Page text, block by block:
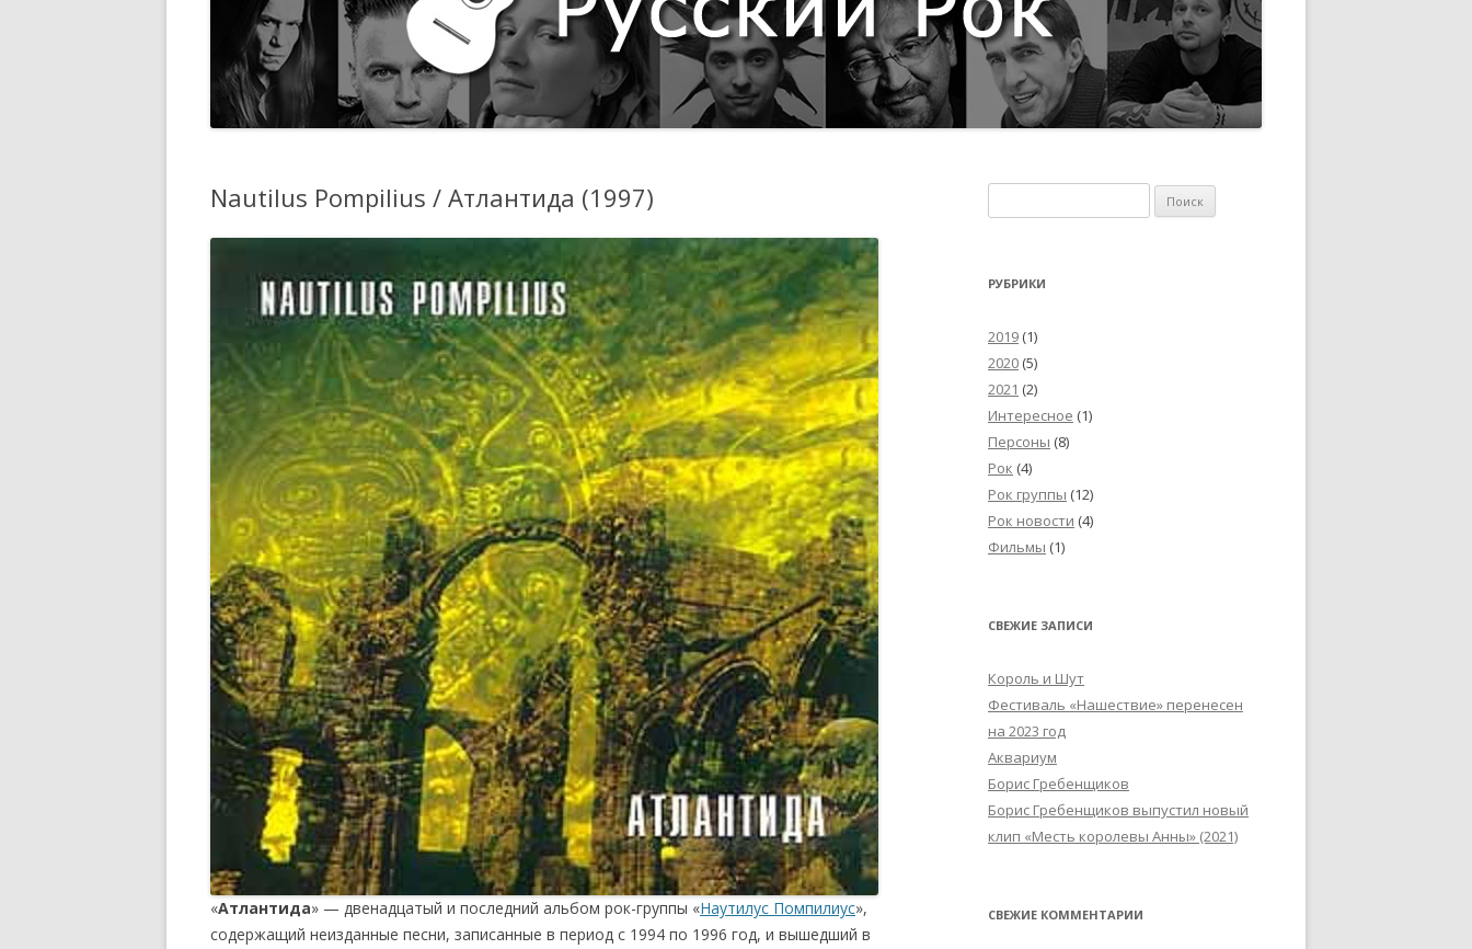
Nautilus Pompilius / Атлантида (1997)
«Атлантида» — двенадцатый и последний альбом рок-группы «Наутилус Помпилиус»,
содержащий неизданные песни, записанные в период с 1994 по 1996 год, и вышедший в
РУБРИКИ
2019 (1)
2020 (5)
2021 (2)
Интересное (1)
Персоны (8)
Рок (4)
Рок группы (12)
Рок новости (4)
Фильмы (1)
СВЕЖИЕ ЗАПИСИ
Король и Шут
Фестиваль «Нашествие» перенесен
на 2023 год
Аквариум
Борис Гребенщиков
Борис Гребенщиков выпустил новый
клип «Месть королевы Анны» (2021)
СВЕЖИЕ КОММЕНТАРИИ